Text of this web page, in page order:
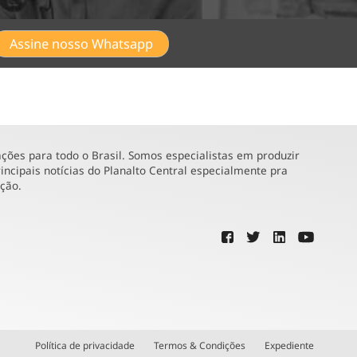
Assine nosso Whatsapp
para todo o Brasil. Somos especialistas em produzir
notícias do Planalto Central especialmente pra
Política de privacidade Termos & Condições Expediente